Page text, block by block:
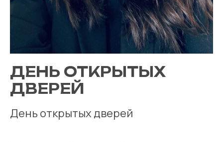
ДЕНЬ ОТКРЫТЫХ
ДВЕРЕЙ
День открытых дверей